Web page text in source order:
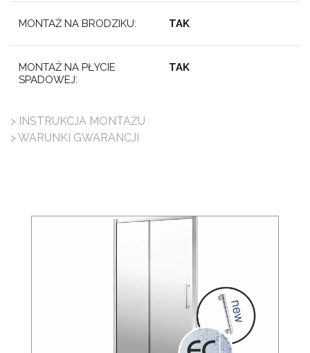
MONTAŻ NA BRODZIKU: TAK
MONTAŻ NA PŁYCIE
SPADOWEJ:
TAK
> INSTRUKCJA MONTAŻU
> WARUNKI GWARANCJI